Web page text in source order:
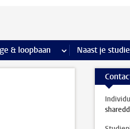
studieactiviteiten pagina’s
& loopbaan meer Stage &
Naast je studie